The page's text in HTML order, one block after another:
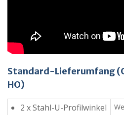
Standard-Lieferumfang
HO)
2 x Stahl-U-Profilwinkel